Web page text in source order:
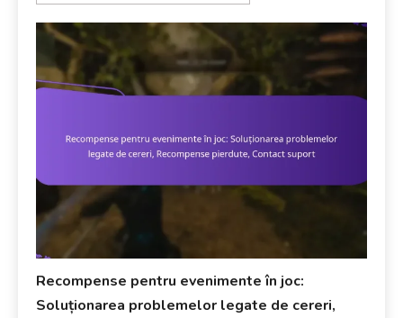
Recompense pentru evenimente în joc:
Soluționarea problemelor legate de cereri,